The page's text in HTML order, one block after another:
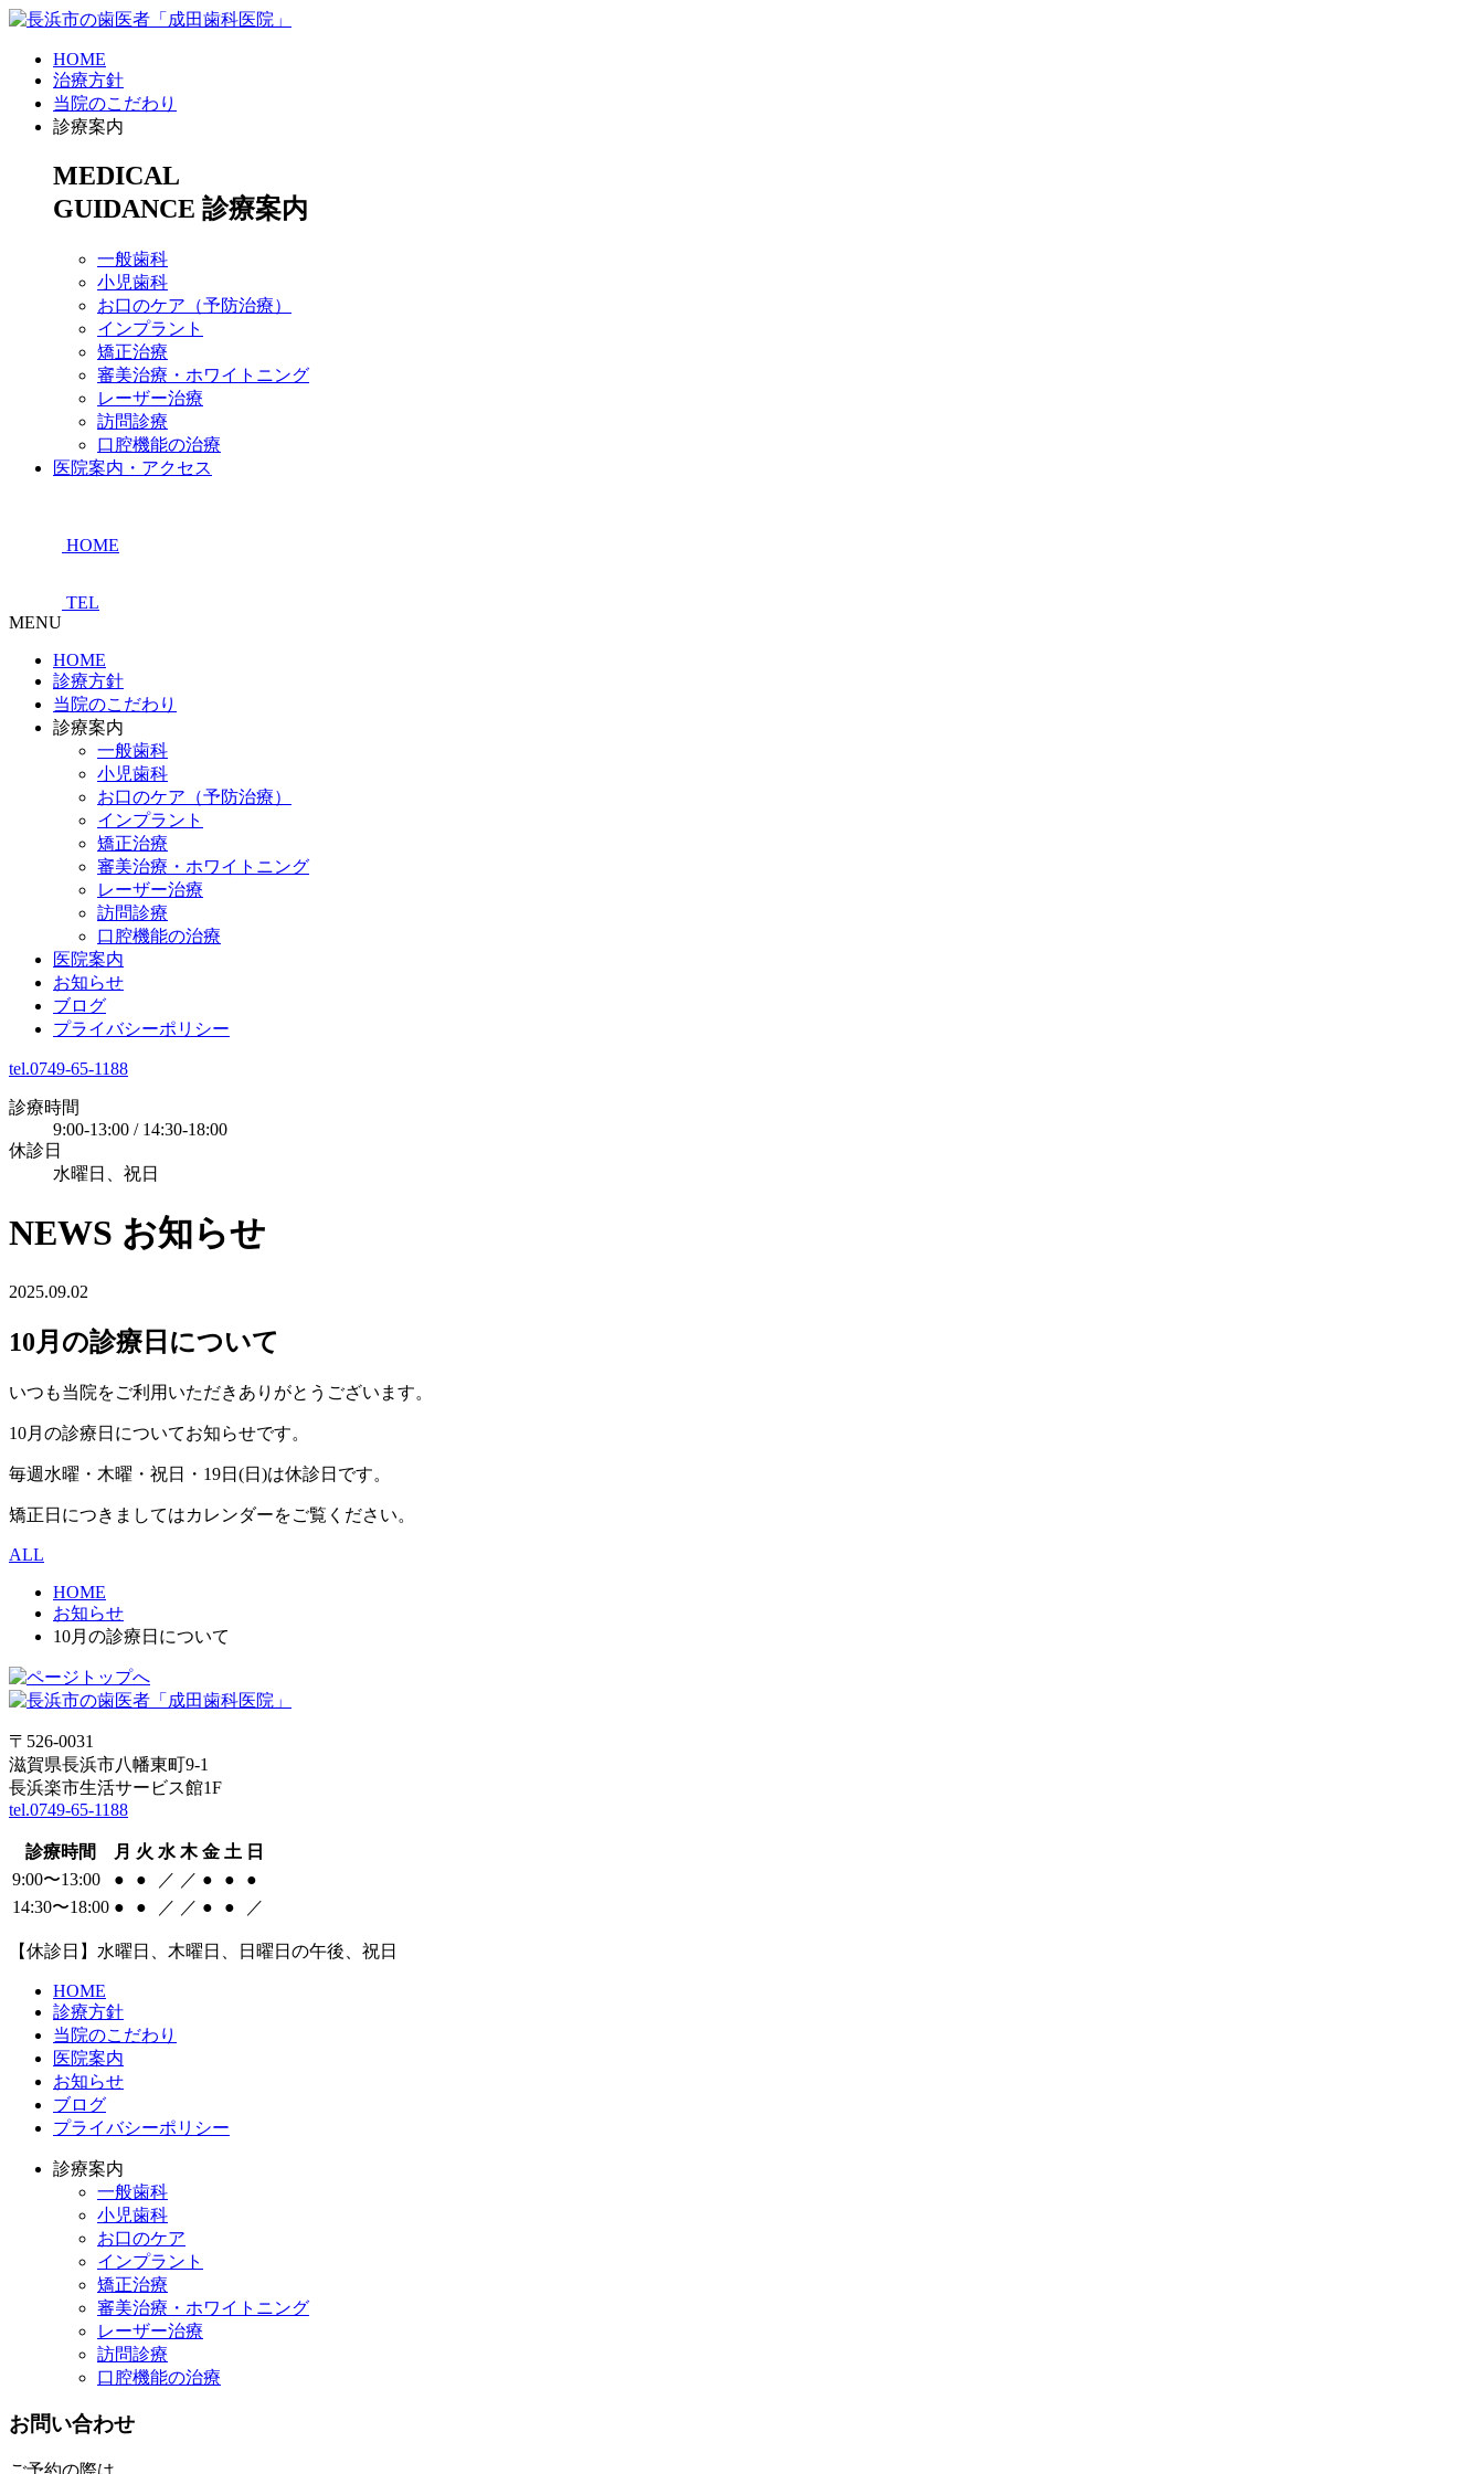
HOME
治療方針
当院のこだわり
診療案内
MEDICAL
GUIDANCE 診療案内
一般歯科
小児歯科
お口のケア（予防治療）
インプラント
矯正治療
審美治療・ホワイトニング
レーザー治療
訪問診療
口腔機能の治療
医院案内・アクセス
HOME
TEL
MENU
HOME
診療方針
当院のこだわり
診療案内
一般歯科
小児歯科
お口のケア（予防治療）
インプラント
矯正治療
審美治療・ホワイトニング
レーザー治療
訪問診療
口腔機能の治療
医院案内
お知らせ
ブログ
プライバシーポリシー
tel.0749-65-1188
診療時間
9:00-13:00 / 14:30-18:00
休診日
水曜日、祝日
NEWS お知らせ
2025.09.02
10月の診療日について
いつも当院をご利用いただきありがとうございます。
10月の診療日についてお知らせです。
毎週水曜・木曜・祝日・19日(日)は休診日です。
矯正日につきましてはカレンダーをご覧ください。
ALL
HOME
お知らせ
10月の診療日について
〒526-0031
滋賀県長浜市八幡東町9-1
長浜楽市生活サービス館1F
tel.0749-65-1188
診療時間 月 火 水 木 金 土 日
9:00〜13:00
● ● ／ ／ ● ●
●
14:30〜18:00 ● ● ／ ／ ● ● ／
【休診日】水曜日、木曜日、日曜日の午後、祝日
HOME
診療方針
当院のこだわり
医院案内
お知らせ
ブログ
プライバシーポリシー
診療案内
一般歯科
小児歯科
お口のケア
インプラント
矯正治療
審美治療・ホワイトニング
レーザー治療
訪問診療
口腔機能の治療
お問い合わせ
ご予約の際は、